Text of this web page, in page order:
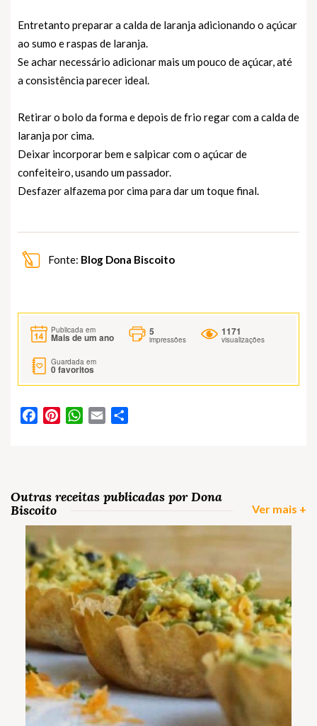
Entretanto preparar a calda de laranja adicionando o açúcar
ao sumo e raspas de laranja.
Se achar necessário adicionar mais um pouco de açúcar, até
a consistência parecer ideal.
Retirar o bolo da forma e depois de frio regar com a calda de
laranja por cima.
Deixar incorporar bem e salpicar com o açúcar de
confeiteiro, usando um passador.
Desfazer alfazema por cima para dar um toque final.
Fonte: Blog Dona Biscoito
Publicada em
Mais de um ano
5
impressões
1171
visualizações
Guardada em
0favoritos
FacebookPinterestWhatsApp
Email
Outras receitas publicadas por Dona
Biscoito
Ver mais +